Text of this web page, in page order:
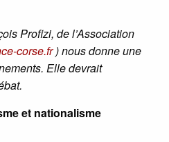
Profizi, de l’Association
corse.fr) nous donne une
Elle devrait
et nationalisme